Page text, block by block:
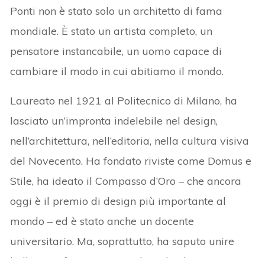
Ponti non è stato solo un architetto di fama
mondiale. È stato un artista completo, un
pensatore instancabile, un uomo capace di
cambiare il modo in cui abitiamo il mondo.
Laureato nel 1921 al Politecnico di Milano, ha
lasciato un’impronta indelebile nel design,
nell’architettura, nell’editoria, nella cultura visiva
del Novecento. Ha fondato riviste come Domus e
Stile, ha ideato il Compasso d’Oro – che ancora
oggi è il premio di design più importante al
mondo – ed è stato anche un docente
universitario. Ma, soprattutto, ha saputo unire